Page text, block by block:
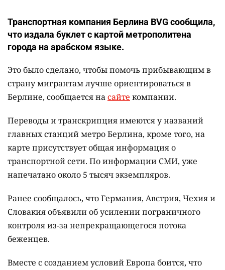
Транспортная компания Берлина BVG сообщила,
что издала буклет с картой метрополитена
города на арабском языке.
Это было сделано, чтобы помочь прибывающим в
страну мигрантам лучше ориентироваться в
Берлине, сообщается насайте компании.
Переводы и транскрипция имеются у названий
главных станций метро Берлина, кроме того, на
карте присутствует общая информация о
транспортной сети. По информации СМИ, уже
напечатано около 5 тысяч экземпляров.
Ранее сообщалось, что Германия, Австрия, Чехия и
Словакия объявили об усилении пограничного
контроля из-за непрекращающегося потока
беженцев.
Вместе с созданием условий Европа боится, что